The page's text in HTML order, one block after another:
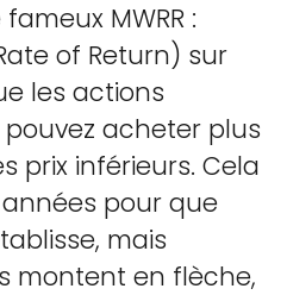
MWRR :
of Return) sur
les actions
acheter plus
prix inférieurs. Cela
pour que
mais
montent en flèche,